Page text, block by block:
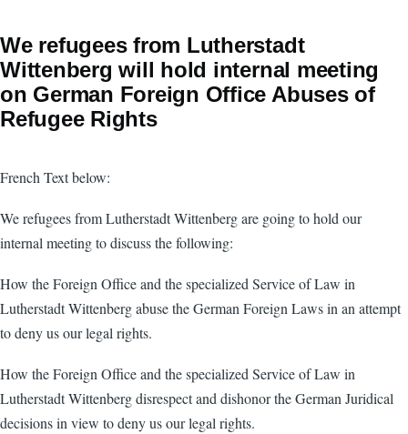
We refugees from Lutherstadt
Wittenberg will hold internal meeting
on German Foreign Office Abuses of
Refugee Rights
French Text below:
We refugees from Lutherstadt Wittenberg are going to hold our
internal meeting to discuss the following:
How the Foreign Office and the specialized Service of Law in
Lutherstadt Wittenberg abuse the German Foreign Laws in an attempt
to deny us our legal rights.
How the Foreign Office and the specialized Service of Law in
Lutherstadt Wittenberg disrespect and dishonor the German Juridical
decisions in view to deny us our legal rights.